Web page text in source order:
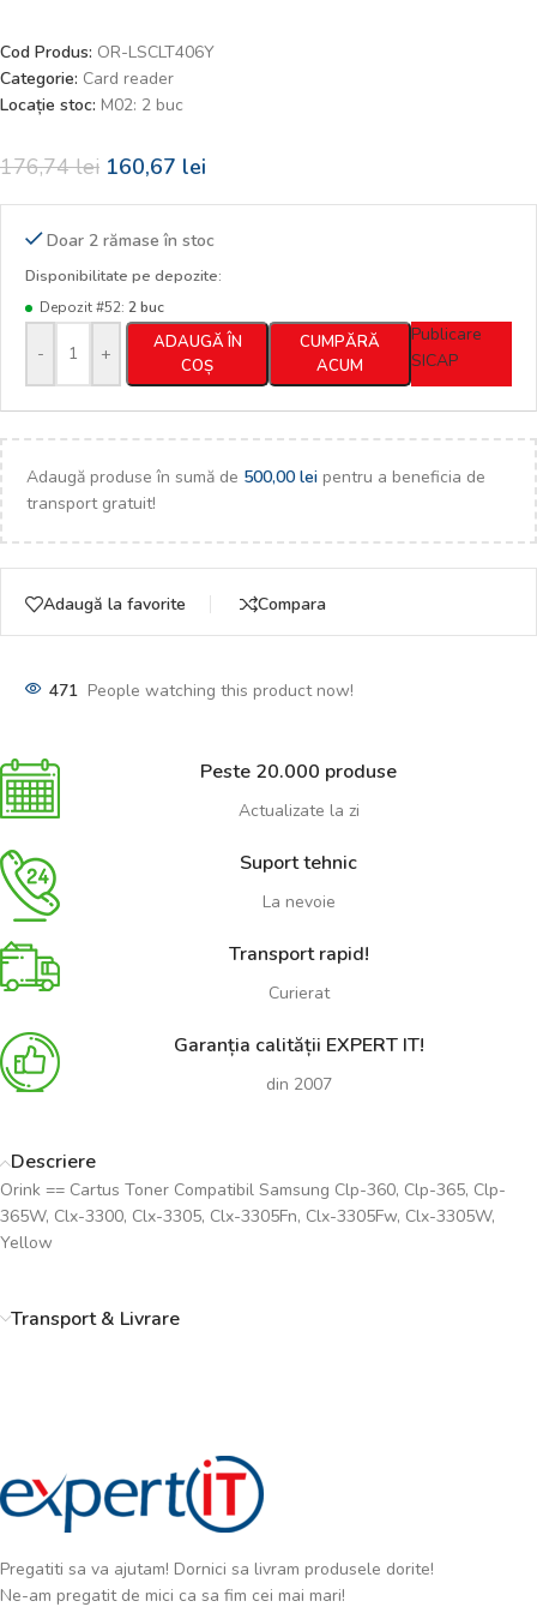
Cod Produs: OR-LSCLT406Y
Categorie: Card reader
Locație stoc: M02: 2 buc
176,74lei 160,67 lei
Doar 2 rămase în stoc
Disponibilitate pe depozite:
Depozit #52: 2 buc
- +
ADAUGĂ ÎN
COȘ
CUMPĂRĂ
ACUM
Publicare
SICAP
Adaugă produse în sumă de 500,00 lei pentru a beneficia de
transport gratuit!
Adaugă la favorite Compara
471 People watching this product now!
Peste 20.000 produse
Actualizate la zi
Suport tehnic
La nevoie
Transport rapid!
Curierat
Garanția calității EXPERT IT!
din 2007
Descriere
Orink == Cartus Toner Compatibil Samsung Clp-360, Clp-365, Clp-
365W, Clx-3300, Clx-3305, Clx-3305Fn, Clx-3305Fw, Clx-3305W,
Yellow
Transport & Livrare
Pregatiti sa va ajutam! Dornici sa livram produsele dorite!
Ne-am pregatit de mici ca sa fim cei mai mari!